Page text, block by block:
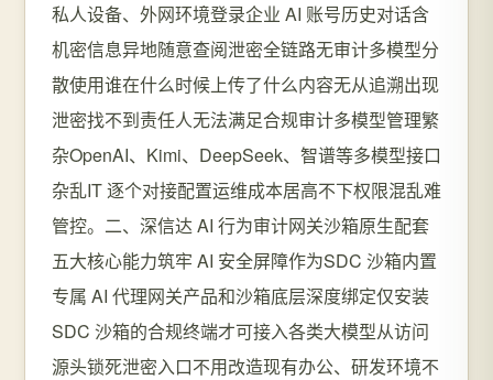
私人设备、外网环境登录企业 AI 账号历史对话含
机密信息异地随意查阅泄密全链路无审计多模型分
散使用谁在什么时候上传了什么内容无从追溯出现
泄密找不到责任人无法满足合规审计多模型管理繁
杂OpenAI、Kimi、DeepSeek、智谱等多模型接口
杂乱IT 逐个对接配置运维成本居高不下权限混乱难
管控。二、深信达 AI 行为审计网关沙箱原生配套
五大核心能力筑牢 AI 安全屏障作为SDC 沙箱内置
专属 AI 代理网关产品和沙箱底层深度绑定仅安装
SDC 沙箱的合规终端才可接入各类大模型从访问
源头锁死泄密入口不用改造现有办公、研发环境不